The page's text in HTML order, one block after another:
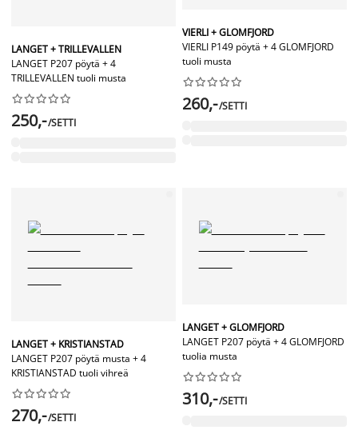
LANGET + TRILLEVALLEN
LANGET P207 pöytä + 4
TRILLEVALLEN tuoli musta






250,-/SETTI
VIERLI + GLOMFJORD
VIERLI P149 pöytä + 4 GLOMFJORD
tuoli musta






260,-/SETTI
LANGET + KRISTIANSTAD
LANGET P207 pöytä musta + 4
KRISTIANSTAD tuoli vihreä






270,-/SETTI
LANGET + GLOMFJORD
LANGET P207 pöytä + 4 GLOMFJORD
tuolia musta






310,-/SETTI